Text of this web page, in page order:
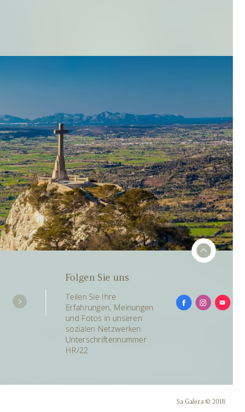
Folgen Sie uns
Teilen Sie Ihre
Erfahrungen, Meinungen
und Fotos in unseren
sozialen Netzwerken
Unterschriftennummer
HR/22
Sa Galera © 2018